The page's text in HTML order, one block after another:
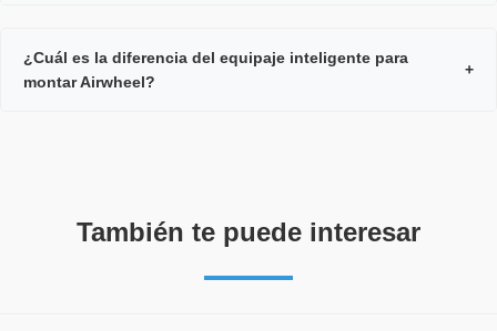
¿Cuál es la diferencia del equipaje inteligente para
montar Airwheel?
+
También te puede interesar